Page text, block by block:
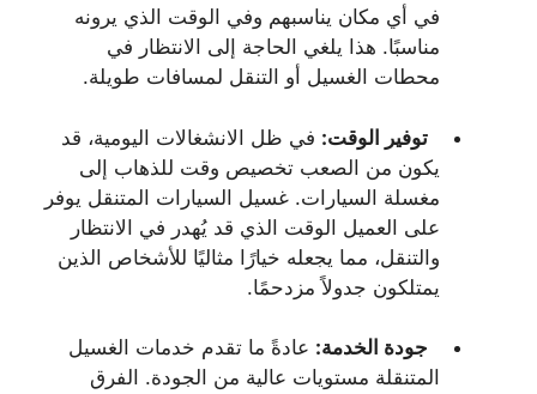
في أي مكان يناسبهم وفي الوقت الذي يرونه
مناسبًا. هذا يلغي الحاجة إلى الانتظار في
محطات الغسيل أو التنقل لمسافات طويلة.
توفير الوقت: في ظل الانشغالات اليومية، قد
يكون من الصعب تخصيص وقت للذهاب إلى
مغسلة السيارات. غسيل السيارات المتنقل يوفر
على العميل الوقت الذي قد يُهدر في الانتظار
والتنقل، مما يجعله خيارًا مثاليًا للأشخاص الذين
يمتلكون جدولاً مزدحمًا.
جودة الخدمة: عادةً ما تقدم خدمات الغسيل
المتنقلة مستويات عالية من الجودة. الفرق